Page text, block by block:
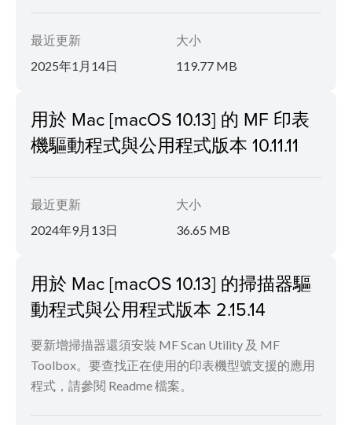
最近更新
2025年1月14日
大小
119.77 MB
用於 Mac [macOS 10.13] 的 MF 印表
機驅動程式與公用程式版本 10.11.11
最近更新
2024年9月13日
大小
36.65 MB
用於 Mac [macOS 10.13] 的掃描器驅
動程式與公用程式版本 2.15.14
要新增掃描器還須安裝 MF Scan Utility 及 MF
Toolbox。要查找正在使用的印表機型號支援的應用
程式，請參閱 Readme 檔案。